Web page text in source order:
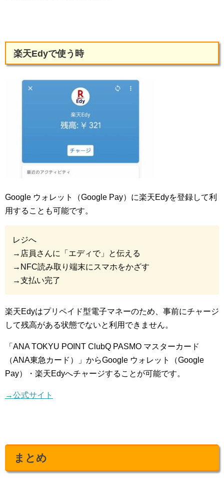
楽天Edyで使う時
Google ウォレット（Google Pay）に楽天Edyを登録して利
用することも可能です。
レジへ
→店員さんに「エディで」と伝える
→NFC読み取り端末にスマホをかざす
→支払い完了
楽天Edyはプリペイド型電子マネーのため、事前にチャージ
して残高がある状態でないと利用できません。
「ANA TOKYU POINT ClubQ PASMO マスターカード
（ANA東急カード）」からGoogle ウォレット（Google
Pay）・楽天Edyへチャージすることが可能です。
→公式サイト
まとめ